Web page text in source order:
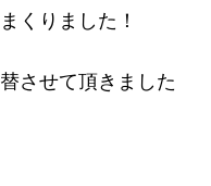
くりました！
させて頂きました